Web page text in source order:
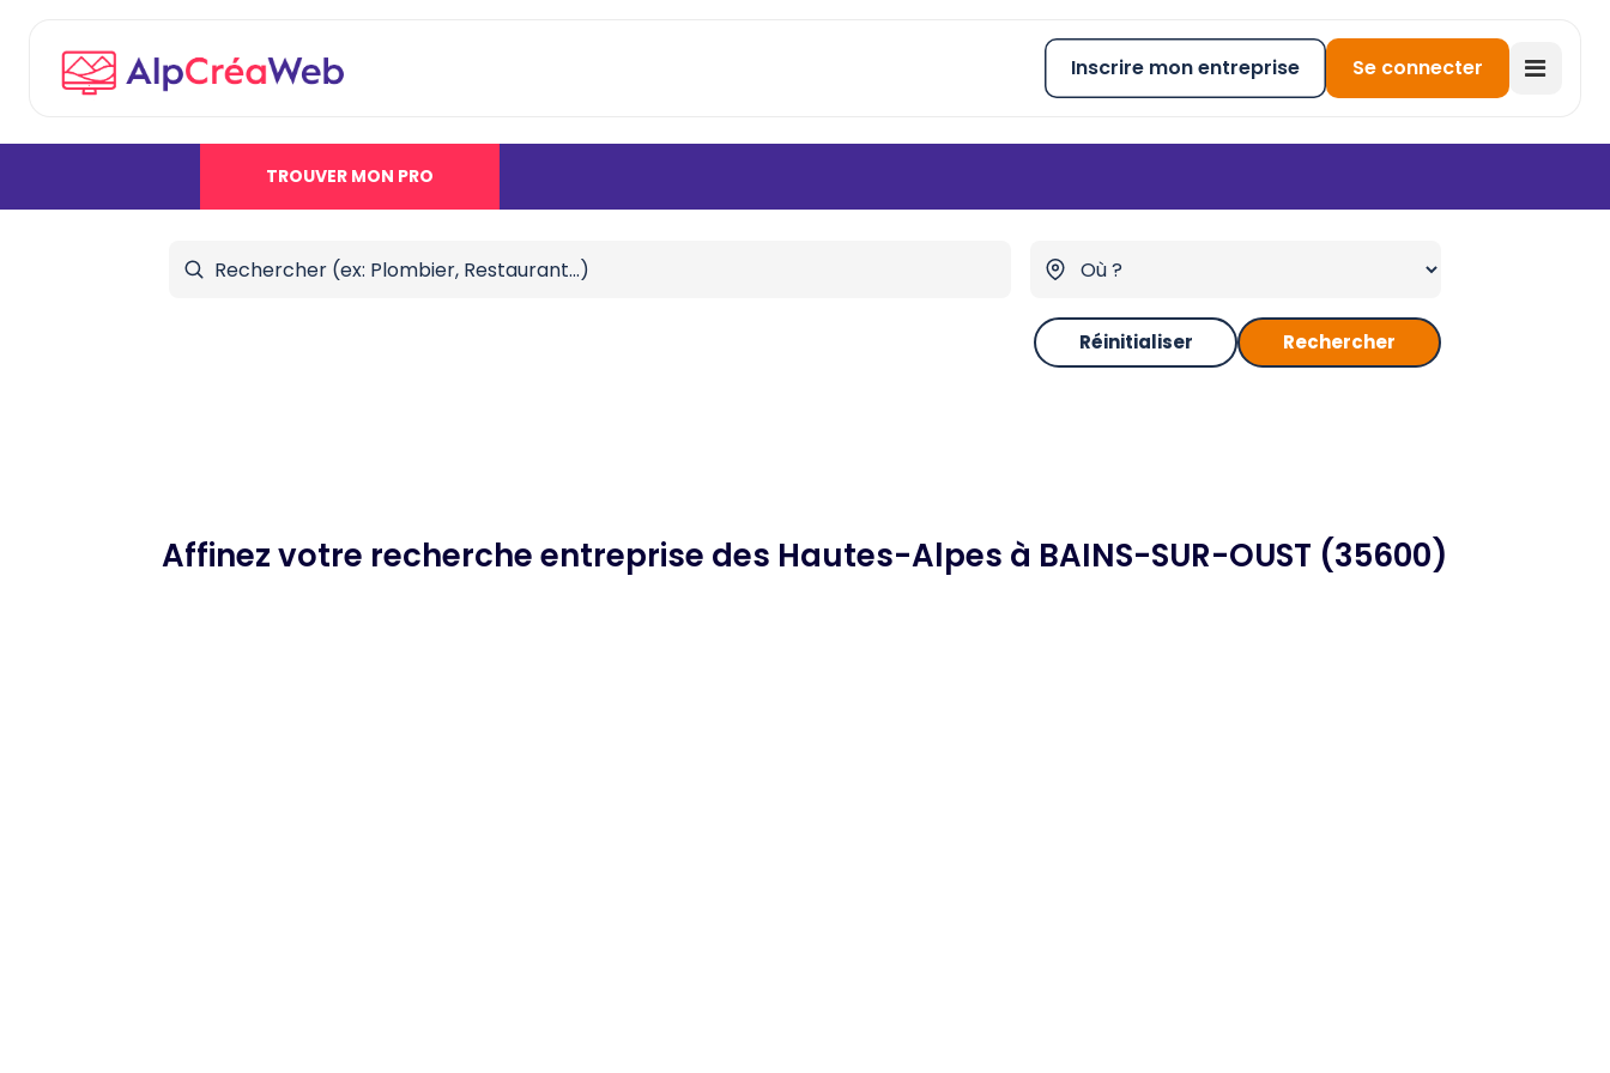
Inscrire mon entreprise Se connecter
TROUVER MON PRO
Réinitialiser Rechercher
Affinez votre rechercheentreprise des Hautes-Alpes à BAINS-SUR-OUST (35600)